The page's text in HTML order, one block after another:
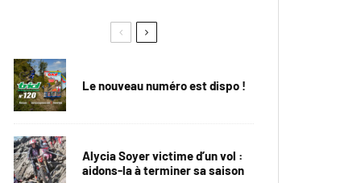
Le nouveau numéro est dispo !
Alycia Soyer victime d’un vol :
aidons-la à terminer sa saison